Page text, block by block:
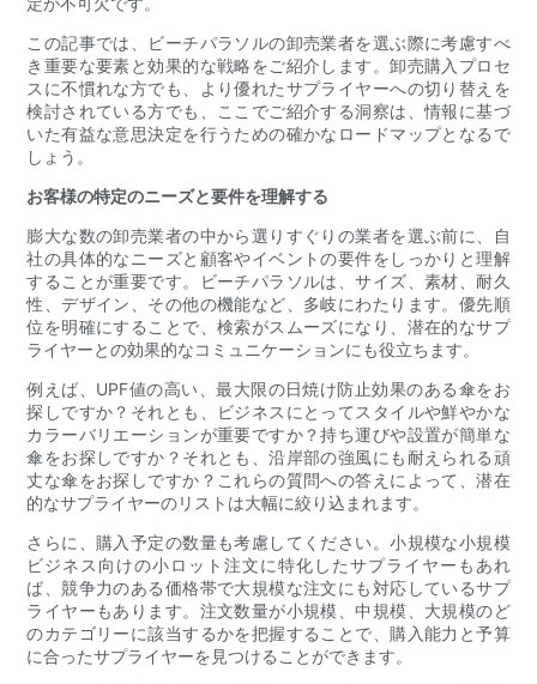
この記事では、ビーチパラソルの卸売業者を選ぶ際に考慮すべ
き重要な要素と効果的な戦略をご紹介します。卸売購入プロセ
スに不慣れな方でも、より優れたサプライヤーへの切り替えを
検討されている方でも、ここでご紹介する洞察は、情報に基づ
いた有益な意思決定を行うための確かなロードマップとなるで
しょう。
お客様の特定のニーズと要件を理解する
膨大な数の卸売業者の中から選りすぐりの業者を選ぶ前に、自
社の具体的なニーズと顧客やイベントの要件をしっかりと理解
することが重要です。ビーチパラソルは、サイズ、素材、耐久
性、デザイン、その他の機能など、多岐にわたります。優先順
位を明確にすることで、検索がスムーズになり、潜在的なサプ
ライヤーとの効果的なコミュニケーションにも役立ちます。
例えば、UPF値の高い、最大限の日焼け防止効果のある傘をお
探しですか？それとも、ビジネスにとってスタイルや鮮やかな
カラーバリエーションが重要ですか？持ち運びや設置が簡単な
傘をお探しですか？それとも、沿岸部の強風にも耐えられる頑
丈な傘をお探しですか？これらの質問への答えによって、潜在
的なサプライヤーのリストは大幅に絞り込まれます。
さらに、購入予定の数量も考慮してください。小規模な小規模
ビジネス向けの小ロット注文に特化したサプライヤーもあれ
ば、競争力のある価格帯で大規模な注文にも対応しているサプ
ライヤーもあります。注文数量が小規模、中規模、大規模のど
のカテゴリーに該当するかを把握することで、購入能力と予算
に合ったサプライヤーを見つけることができます。